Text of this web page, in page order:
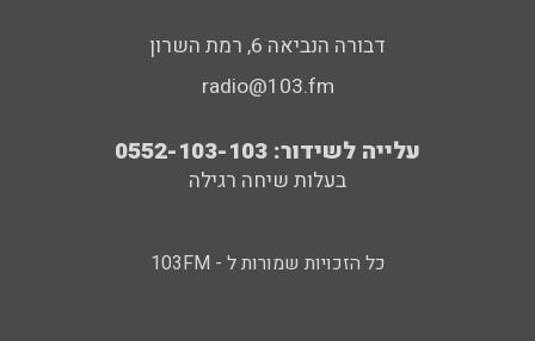
דבורה הנביאה 6, רמת השרון
radio@103.fm
עלייה לשידור: 0552-103-103
בעלות שיחה רגילה
כל הזכויות שמורות ל - 103FM